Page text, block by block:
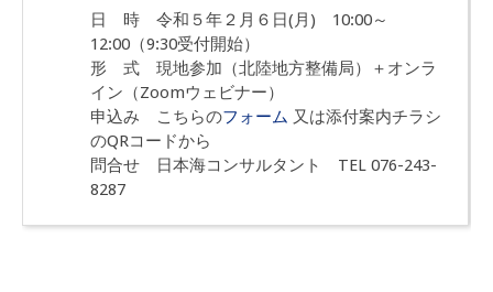
日 時 令和５年２月６日(月) 10:00～
12:00（9:30受付開始）
形 式 現地参加（北陸地方整備局）＋オンラ
イン（Zoomウェビナー）
申込み こちらのフォーム 又は添付案内チラシ
のQRコードから
問合せ 日本海コンサルタント TEL 076-243-
8287